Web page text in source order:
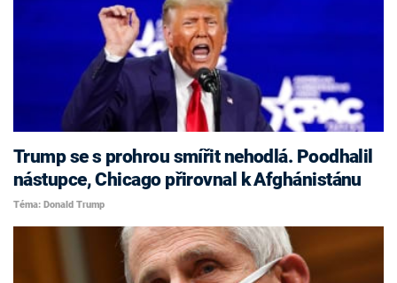
Trump se s prohrou smířit nehodlá. Poodhalil
nástupce, Chicago přirovnal k Afghánistánu
Téma: Donald Trump